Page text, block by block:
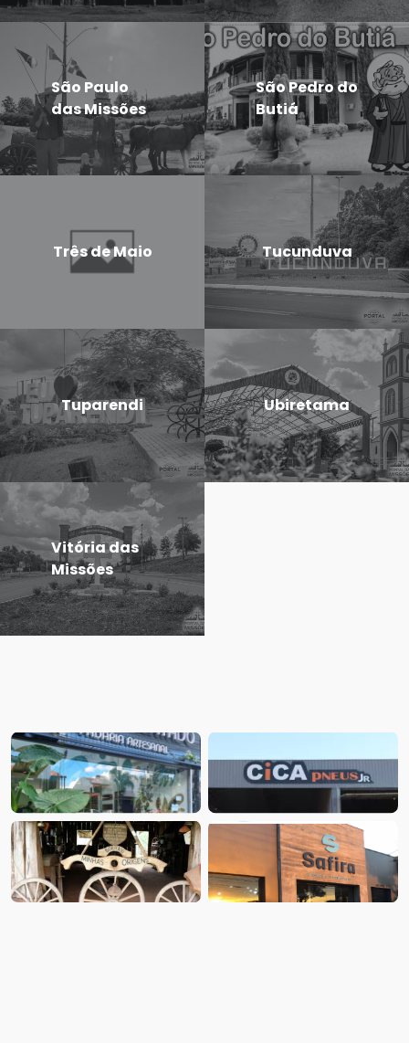
São Paulo
das Missões
São Pedro do
Butiá
Três de Maio Tucunduva
Tuparendi Ubiretama
Vitória das
Missões